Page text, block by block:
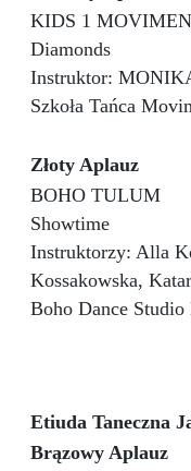
KIDS 1
Diamonds
Instruktor:
Szkoła Tańca
Złoty Aplauz
BOHO TULUM
Showtime
Instruktorzy: Alla
Kossakowska,
Boho Dance Studio
Etiuda Taneczna
Brązowy Aplauz